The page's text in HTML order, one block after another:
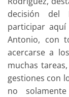
decisión del
participar aquí
Antonio, con
acercarse a
muchas
gestiones con
no